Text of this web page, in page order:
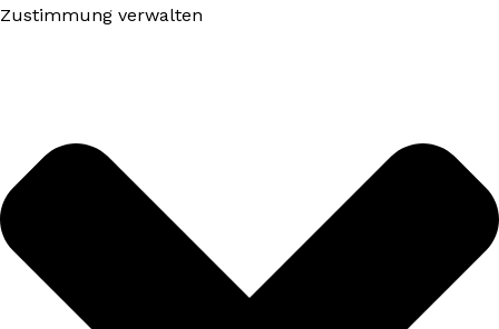
Zustimmung verwalten